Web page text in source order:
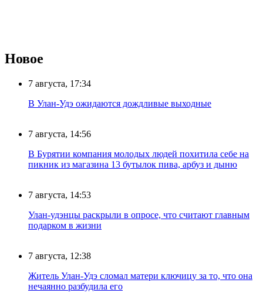
Новое
7 августа, 17:34
В Улан-Удэ ожидаются дождливые выходные
7 августа, 14:56
В Бурятии компания молодых людей похитила себе на
пикник из магазина 13 бутылок пива, арбуз и дыню
7 августа, 14:53
Улан-удэнцы раскрыли в опросе, что считают главным
подарком в жизни
7 августа, 12:38
Житель Улан-Удэ сломал матери ключицу за то, что она
нечаянно разбудила его